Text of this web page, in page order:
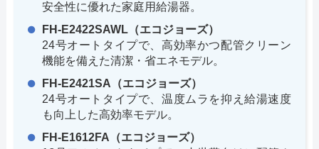
安全性に優れた家庭用給湯器。
FH-E2422SAWL（エコジョーズ）
24号オートタイプで、高効率かつ配管クリーン
機能を備えた清潔・省エネモデル。
FH-E2421SA（エコジョーズ）
24号オートタイプで、温度ムラを抑え給湯速度
も向上した高効率モデル。
FH-E1612FA（エコジョーズ）